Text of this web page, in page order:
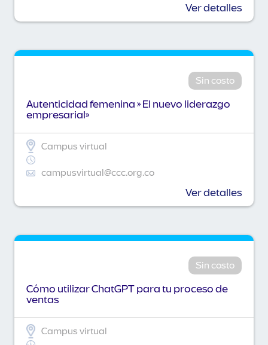
Ver detalles
Sin costo
Autenticidad femenina » El nuevo liderazgo
empresarial»
Campus virtual
campusvirtual@ccc.org.co
Ver detalles
Sin costo
Cómo utilizar ChatGPT para tu proceso de
ventas
Campus virtual